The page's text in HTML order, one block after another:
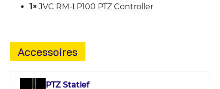
1× JVC RM-LP100 PTZ Controller
Accessoires
PTZ Statief